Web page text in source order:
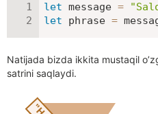
let message =
let phrase =
Natijada bizda ikkita mustaqil
satrini saqlaydi.